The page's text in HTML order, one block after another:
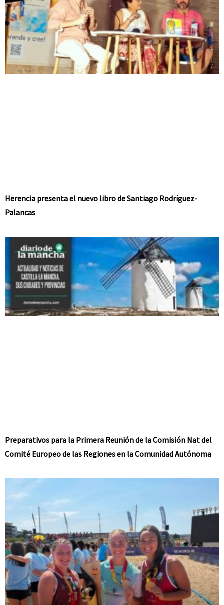
Herencia presenta el nuevo libro de Santiago Rodríguez-
Palancas
Preparativos para la Primera Reunión de la Comisión Nat del
Comité Europeo de las Regiones en la Comunidad Autónoma